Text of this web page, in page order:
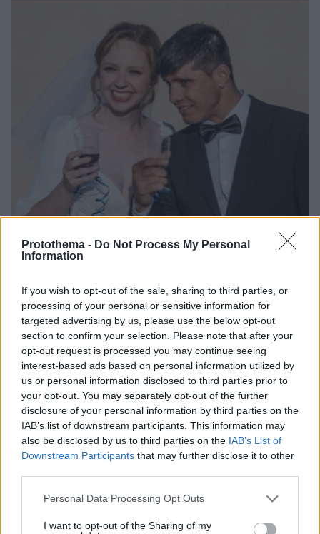
Protothema - Do Not Process My Personal
Information
If you wish to opt-out of the sale, sharing to third parties, or
processing of your personal or sensitive information for
targeted advertising by us, please use the below opt-out
section to confirm your selection. Please note that after your
opt-out request is processed you may continue seeing
interest-based ads based on personal information utilized by
us or personal information disclosed to third parties prior to
your opt-out. You may separately opt-out of the further
disclosure of your personal information by third parties on the
IAB’s list of downstream participants. This information may
also be disclosed by us to third parties on the IAB’s List of
Downstream Participants that may further disclose it to other
Please note that this website/app uses one or more Google
not limited to your visit or usage behaviour. You may click to
Personal Data Processing Opt Outs
I want to opt-out of the Sharing of my
Η απουσία μέσα στη νύχτα και η λεπτομέρεια στα
μηνύματα: Πώς η σύζυγος του Αφγανού ξεκίνησε
να τον υποπτεύεται για τη δολοφονία της
Βρετανίδας στην Κυψέλη
06.08.2026, 15:36